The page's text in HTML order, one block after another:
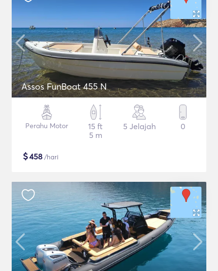
Assos FunBoat 455 N
Perahu Motor
15 ft
5 m
5 Jelajah 0
$458 /hari